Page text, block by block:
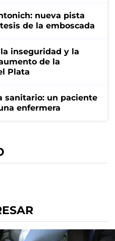
nueva pista
de la emboscada
inseguridad y la
de la
Plata
sanitario: un paciente
enfermera